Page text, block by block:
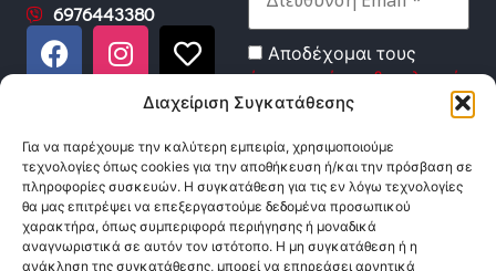
Διαχείριση Συγκατάθεσης
Για να παρέχουμε την καλύτερη εμπειρία, χρησιμοποιούμε
τεχνολογίες όπως cookies για την αποθήκευση ή/και την πρόσβαση σε
πληροφορίες συσκευών. Η συγκατάθεση για τις εν λόγω τεχνολογίες
θα μας επιτρέψει να επεξεργαστούμε δεδομένα προσωπικού
χαρακτήρα, όπως συμπεριφορά περιήγησης ή μοναδικά
αναγνωριστικά σε αυτόν τον ιστότοπο. Η μη συγκατάθεση ή η
ανάκληση της συγκατάθεσης, μπορεί να επηρεάσει αρνητικά
6976443380
Αποδέχομαι τους
όρους χρήσης & πολιτική
απορρήτουαυτής της